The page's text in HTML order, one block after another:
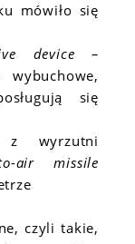
mówiło się
device –
wybuchowe,
się
wyrzutni
air missile
czyli takie,